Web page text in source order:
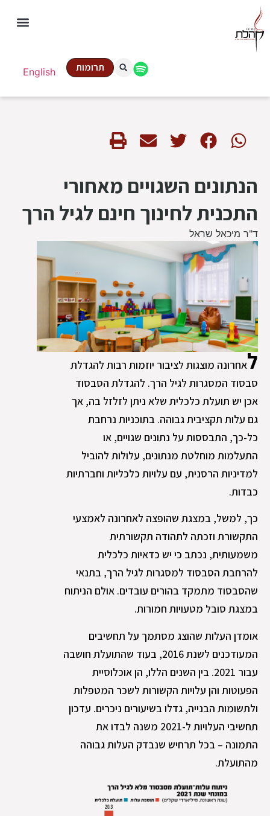
English תרומות
הנתונים השגויים מאחורי
התכנית לחינוך חינם לגיל הרך
ד"ר מיכאל שראל
לאחרונה מוצגות לציבור יוזמות רבות להגדלת
סבסוד המסגרות לגיל הרך. להגדלת הסבסוד
אכן יש תועלת כלכלית שלא ניתן לזלזל בה, אך
גם עלות תקציבית גבוהה. בתוכניות נרחבת
כל-כך, התבססות על נתונים שגויים, או
התעלמות מוחלטת מנתונים, עלולות להוביל
למדיניות הרסנית, עם עלויות כלכליות וחברתיות
כבדות.
כך, למשל, במצגת שהופצה לאחרונה לאמצעי
התקשורת וזכתה לתהודה תקשורתית
משמעותית, נכתב כי יש כדאיות כלכלית
להרחבת הסבסוד למסגרות לגיל הרך, בתנאי
שהסבסוד מתמקד בהורים עובדים. אולם הניתוח
במצגת סובל מטעויות חמורות.
אומדן העלות שהוצג מסתמך על תחשיבים
המעודכנים לשנת 2016, בעוד שהתועלת חושבה
עבור 2021. בין השנים הללו, הן אוכלוסיית
הפעוטות והן עלויות הקשורות לשכר המטפלות
ולתשומות הבנייה, גדלו בשיעורים ניכרים. עדכון
תחשיבי העלויות ל-2021 משנה לבדו את
התמונה – בכל תרחיש שנבדק העלות גבוהה
מהתועלת.